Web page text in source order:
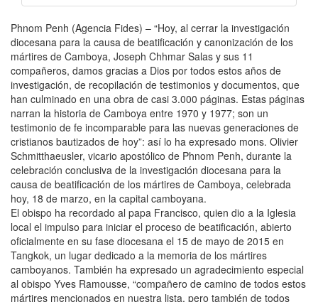
Phnom Penh (Agencia Fides) – “Hoy, al cerrar la investigación
diocesana para la causa de beatificación y canonización de los
mártires de Camboya, Joseph Chhmar Salas y sus 11
compañeros, damos gracias a Dios por todos estos años de
investigación, de recopilación de testimonios y documentos, que
han culminado en una obra de casi 3.000 páginas. Estas páginas
narran la historia de Camboya entre 1970 y 1977; son un
testimonio de fe incomparable para las nuevas generaciones de
cristianos bautizados de hoy”: así lo ha expresado mons. Olivier
Schmitthaeusler, vicario apostólico de Phnom Penh, durante la
celebración conclusiva de la investigación diocesana para la
causa de beatificación de los mártires de Camboya, celebrada
hoy, 18 de marzo, en la capital camboyana.
El obispo ha recordado al papa Francisco, quien dio a la Iglesia
local el impulso para iniciar el proceso de beatificación, abierto
oficialmente en su fase diocesana el 15 de mayo de 2015 en
Tangkok, un lugar dedicado a la memoria de los mártires
camboyanos. También ha expresado un agradecimiento especial
al obispo Yves Ramousse, “compañero de camino de todos estos
mártires mencionados en nuestra lista, pero también de todos